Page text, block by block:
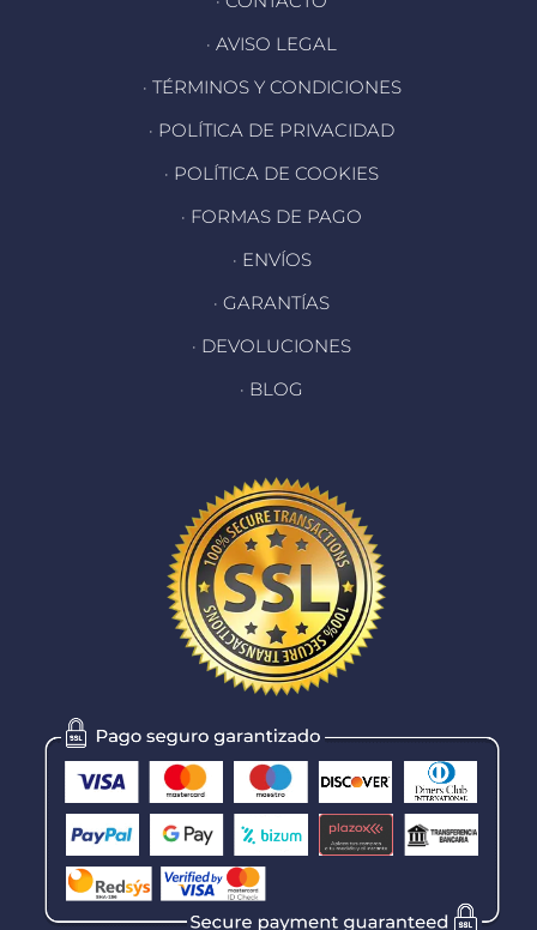
· AVISO LEGAL
· TÉRMINOS Y CONDICIONES
· POLÍTICA DE PRIVACIDAD
· POLÍTICA DE COOKIES
· FORMAS DE PAGO
· ENVÍOS
· GARANTÍAS
· DEVOLUCIONES
· BLOG